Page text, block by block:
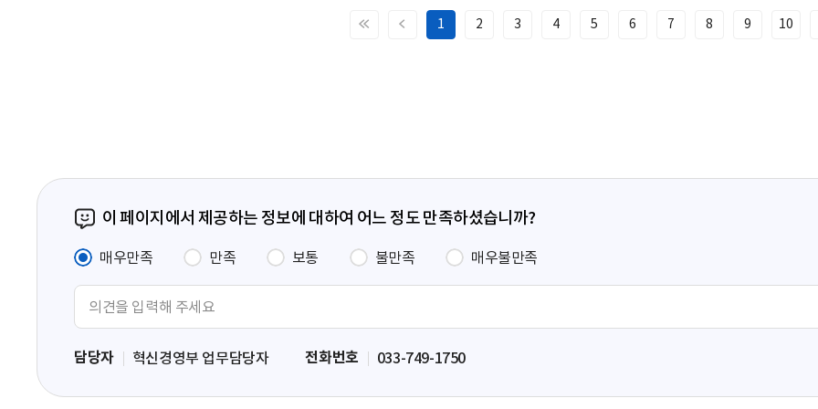
처
이
1 2 3 4 5 6 7 8 9 10
이 페이지에서 제공하는 정보에 대하여 어느 정도 만족하셨습니까?
매우만족 만족 보통 불만족 매우불만족
력
담당자 혁신경영부 업무담당자 전화번호 033-749-1750